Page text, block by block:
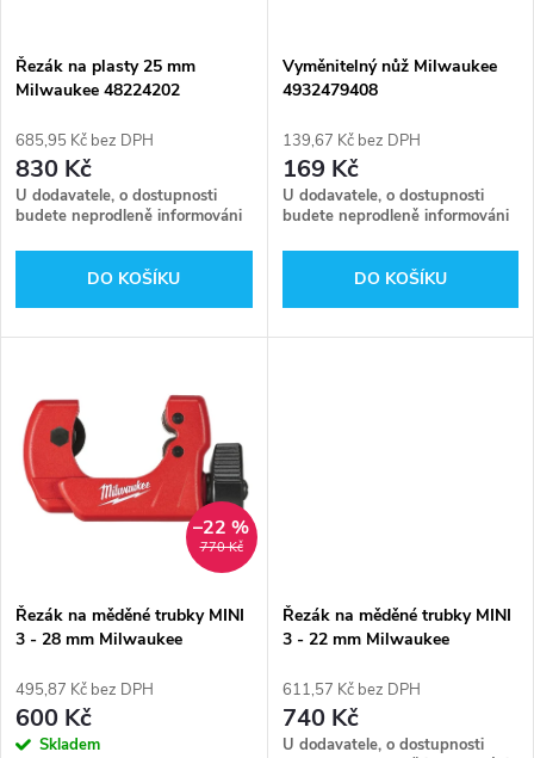
p
r
o
d
u
k
t
ů
s
p
r
o
d
u
k
t
Řezák na plasty 25 mm
Milwaukee 48224202
685,95 Kč bez DPH
830 Kč
U dodavatele, o dostupnosti
budete neprodleně informováni
DO KOŠÍKU
Vyměnitelný nůž Milwaukee
4932479408
139,67 Kč bez DPH
169 Kč
U dodavatele, o dostupnosti
budete neprodleně informováni
DO KOŠÍKU
770 Kč
–22 %
Řezák na měděné trubky MINI
3 - 28 mm Milwaukee
495,87 Kč bez DPH
600 Kč
Skladem
Řezák na měděné trubky MINI
3 - 22 mm Milwaukee
611,57 Kč bez DPH
740 Kč
U dodavatele, o dostupnosti